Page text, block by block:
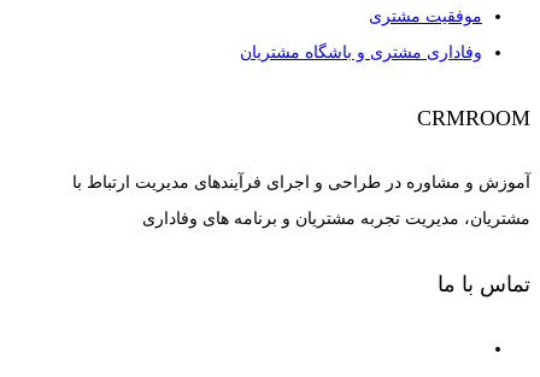
موفقیت مشتری
وفاداری مشتری و باشگاه مشتریان
CRMROOM
آموزش و مشاوره در طراحی و اجرای فرآیندهای مدیریت ارتباط با
مشتریان، مدیریت تجربه مشتریان و برنامه های وفاداری
تماس با ما